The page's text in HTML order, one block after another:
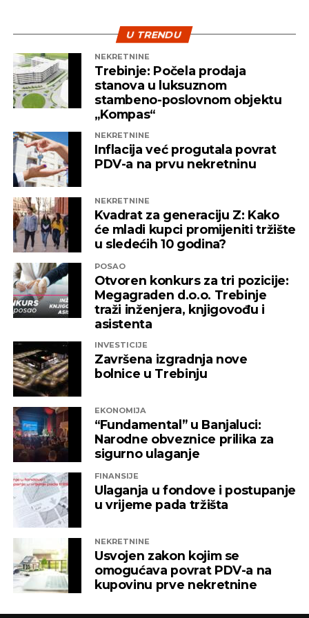
Dječija stomatologija
Prva posjeta stomatologu može se dogoditi i prije
nego što prvi zub iznikne. U toj ranoj fazi, roditelji
dobijaju korisne savjete o održavanju higijene u
bebinoj usnoj šupljini i stvaranju pravih
prehrambenih navika. Prva posjeta trebala bi biti
prijateljski nastrojena i kratka, bez ikakvih zahvata.
Umjesto toga, cilj je upoznavanje djeteta sa
stomatologom i okolinom ordinacije putem igre.
Protetika
Pojamzubna protetikaobuhvata svaku zamjenu
odnosno nadoknadu za prirodni zub u slučaju da
nedostaje jedan, više njih ili čak svi zubi. Postoji
kao izbjeljivanje zuba, koji može značajno poboljšati
bjelinu zuba i dati vam svjetliji osmijeh.
Endodoncija
Endodoncija
je grana stomatologije koja se bavi
proučavanjem zubne pulpe, dijagnozom,
prevencijom i liječenjem bolesti i povreda zubne
pulpe, zajedno s njihovim pratećim stanjima.
Preventivna stomatologija
Preventivna stomatologija
sprečavanje nastanka oboljenja zuba i mekih tkiva
U TRENDU
NEKRETNINE
Trebinje: Počela prodaja
stanova u luksuznom
stambeno-poslovnom objektu
„Kompas“
NEKRETNINE
Inflacija već progutala povrat
PDV-a na prvu nekretninu
NEKRETNINE
Kvadrat za generaciju Z: Kako
će mladi kupci promijeniti tržište
u sledećih 10 godina?
POSAO
Otvoren konkurs za tri pozicije:
Megagraden d.o.o. Trebinje
traži inženjera, knjigovođu i
asistenta
INVESTICIJE
Završena izgradnja nove
bolnice u Trebinju
EKONOMIJA
“Fundamental” u Banjaluci:
Narodne obveznice prilika za
sigurno ulaganje
FINANSIJE
Ulaganja u fondove i postupanje
u vrijeme pada tržišta
NEKRETNINE
Usvojen zakon kojim se
omogućava povrat PDV-a na
kupovinu prve nekretnine